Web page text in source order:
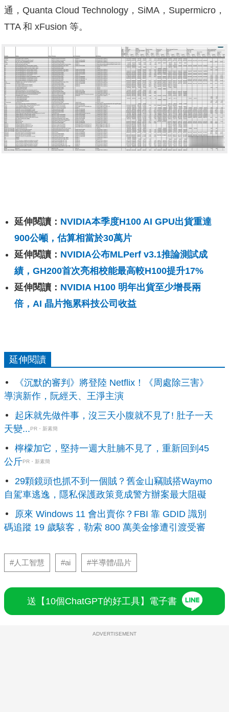
通，Quanta Cloud Technology，SiMA，Supermicro，
TTA 和 xFusion 等。
延伸閱讀： NVIDIA本季度H100 AI GPU出貨重達
900公噸，估算相當於30萬片
延伸閱讀： NVIDIA公布MLPerf v3.1推論測試成
績，GH200首次亮相校能最高較H100提升17%
延伸閱讀： NVIDIA H100 明年出貨至少增長兩
倍，AI 晶片拖累科技公司收益
延伸閱讀
《沉默的審判》將登陸 Netflix！《周處除三害》
導演新作，阮經天、王淨主演
起床就先做件事，沒三天小腹就不見了! 肚子一天
天變...PR・新素簡
檸檬加它，堅持一週大肚腩不見了，重新回到45
公斤PR・新素簡
29顆鏡頭也抓不到一個賊？舊金山竊賊搭Waymo
自駕車逃逸，隱私保護政策竟成警方辦案最大阻礙
原來 Windows 11 會出賣你？FBI 靠 GDID 識別
碼追蹤 19 歲駭客，勒索 800 萬美金慘遭引渡受審
#人工智慧 #ai #半導體/晶片
送【10個ChatGPT的好工具】電子書
ADVERTISEMENT